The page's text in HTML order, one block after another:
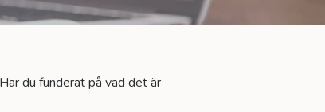
du funderat på vad det är